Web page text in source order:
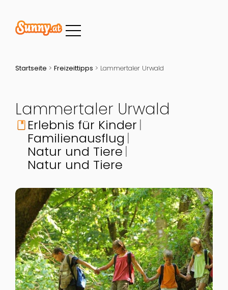
Startseite > Freizeittipps > Lammertaler Urwald
Lammertaler Urwald
book Erlebnis für Kinder
Familienausflug
Natur und Tiere
Natur und Tiere